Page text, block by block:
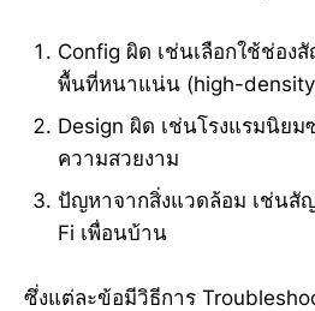
Config ผิด เช่นเลือกใช้ช่อ
พื้นที่หนาแน่น (high-
Design ผิด เช่นโรงแรมนิยม
ความสวยงาม
ปัญหาจากสิ่งแวดล้อม เช่น
Fi เพื่อนบ้าน
ซึ่งแต่ละข้อมีวิธีการ